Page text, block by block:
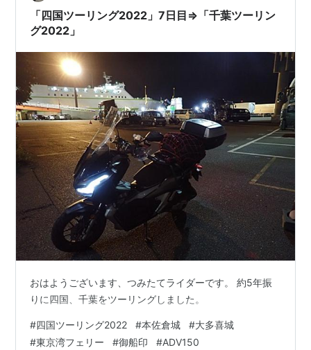
「四国ツーリング2022」7日目⇒「千葉ツーリン
グ2022」
おはようございます、つみたてライダーです。 約5年振
りに四国、千葉をツーリングしました。
#四国ツーリング2022 #本佐倉城 #大多喜城
#東京湾フェリー #御船印 #ADV150